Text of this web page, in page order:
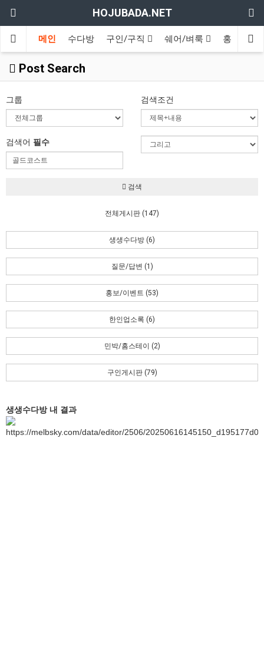
HOJUBADA.NET
메인 수다방 구인/구직 쉐어/벼룩 홍보방
Post Search
그룹 검색조건
검색어 필수
검색
전체게시판 (147)
생생수다방 (6)
질문/답변 (1)
홍보/이벤트 (53)
한인업소록 (6)
민박/홈스테이 (2)
구인게시판 (79)
생생수다방 내 결과